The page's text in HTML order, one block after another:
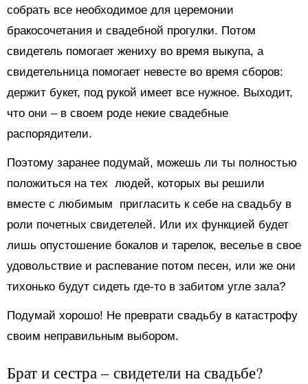
собрать все необходимое для церемонии
бракосочетания и свадебной прогулки. Потом
свидетель помогает жениху во время выкупа, а
свидетельница помогает невесте во время сборов:
держит букет, под рукой имеет все нужное. Выходит,
что они – в своем роде некие свадебные
распорядители.
Поэтому заранее подумай, можешь ли ты полностью
положиться на тех людей, которых вы решили
вместе с любимым пригласить к себе на свадьбу в
роли почетных свидетелей. Или их функцией будет
лишь опустошение бокалов и тарелок, веселье в свое
удовольствие и распевание потом песен, или же они
тихонько будут сидеть где-то в забитом угле зала?
Подумай хорошо! Не преврати свадьбу в катастрофу
своим неправильным выбором.
Брат и сестра – свидетели на свадьбе?